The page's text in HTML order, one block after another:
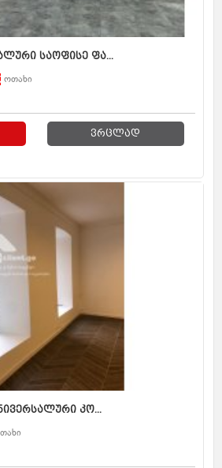
საოფისე ფა...
ოთახი
ვრცლად
კო...